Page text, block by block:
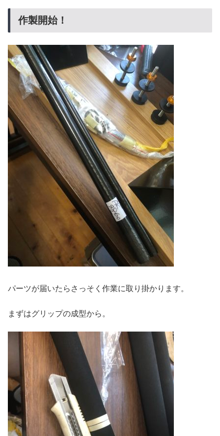
作製開始！
パーツが届いたらさっそく作業に取り掛かります。
まずはグリップの成型から。